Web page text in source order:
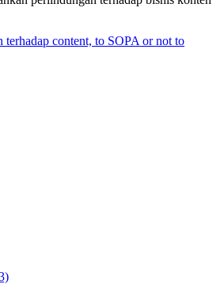
terhadap content, to SOPA or not to